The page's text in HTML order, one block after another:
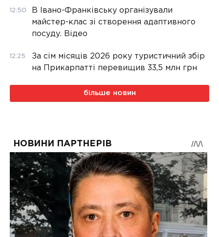
12:50
В Івано-Франківську організували
майстер-клас зі створення адаптивного
посуду. Відео
12:25
За сім місяців 2026 року туристичний збір
на Прикарпатті перевищив 33,5 млн грн
більше новин